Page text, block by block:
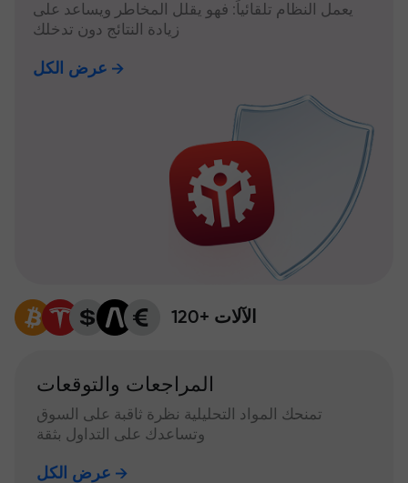
يعمل النظام تلقائياً: فهو يقلل المخاطر ويساعد على
زيادة النتائج دون تدخلك
عرض الكل
120+ الآلات
المراجعات والتوقعات
تمنحك المواد التحليلية نظرة ثاقبة على السوق
وتساعدك على التداول بثقة
عرض الكل